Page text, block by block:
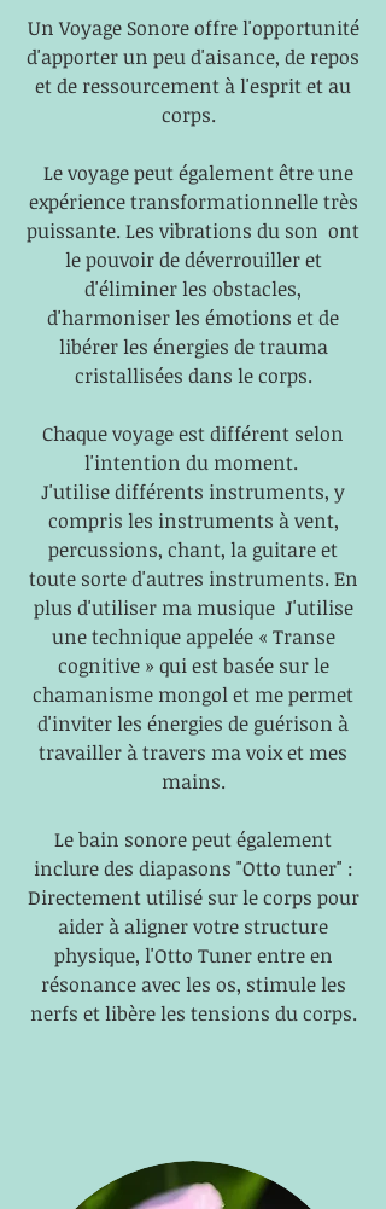
Un Voyage Sonore offre l'opportunité
d'apporter un peu d'aisance, de repos
et de ressourcement à l'esprit et au
corps.
Le voyage peut également être une
expérience transformationnelle très
puissante. Les vibrations du son ont
le pouvoir de déverrouiller et
d'éliminer les obstacles,
d'harmoniser les émotions et de
libérer les énergies de trauma
cristallisées dans le corps.
Chaque voyage est différent selon
l'intention du moment.
J'utilisedifférents instruments, y
compris les instruments à vent,
percussions, chant, la guitareet
toute sorte d'autres instruments. En
plus d'utiliser ma musique J'utilise
une technique appelée « Transe
cognitive » qui est basée sur le
chamanisme mongol et me permet
d'inviter les énergies de guérison à
travailler à travers ma voix et mes
mains.
Le bain sonore peut également
inclure des diapasons "Otto tuner" :
Directement utilisé sur le corps pour
aider à aligner votre structure
physique, l'Otto Tuner entre en
résonance avec les os, stimule les
nerfs et libère les tensions du corps.